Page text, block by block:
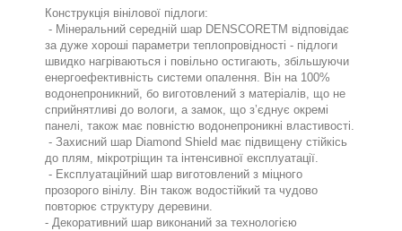
Конструкція вінілової підлоги:
- Мінеральний середній шар DENSCORETM відповідає
за дуже хороші параметри теплопровідності - підлоги
швидко нагріваються і повільно остигають, збільшуючи
енергоефективність системи опалення. Він на 100%
водонепроникний, бо виготовлений з матеріалів, що не
сприйнятливі до вологи, а замок, що з’єднує окремі
панелі, також має повністю водонепроникні властивості.
- Захисний шар Diamond Shield має підвищену стійкісь
до плям, мікротріщин та інтенсивної експлуатації.
- Експлуатаційний шар виготовлений з міцного
прозорого вінілу. Він також водостійкий та чудово
повторює структуру деревини.
- Декоративний шар виконаний за технологією